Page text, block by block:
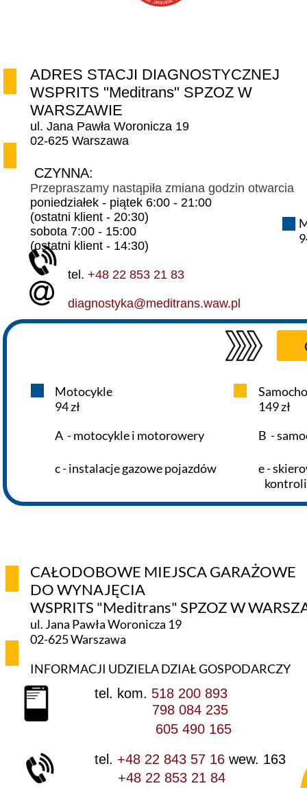
CAŁODOBOWE MIEJSCA GARAŻOWE
DO WYNAJĘCIA
WSPRITS "Meditrans" SPZOZ W
ul. Jana Pawła Woronicza 19
02-625 Warszawa
INFORMACJI UDZIELA DZIAŁ GOSPODARCZY
149 zł
B -
e -
Motocykle
94 zł
A - motocykle i motorowery
c - instalacje gazowe pojazdów
605 490 165
+48 22 853 21 84
ADRES STACJI DIAGNOSTYCZNEJ
WSPRITS "Meditrans" SPZOZ W
WARSZAWIE
ul. Jana Pawła Woronicza 19
02-625 Warszawa
CZYNNA:
Przepraszamy nastąpiła zmiana godzin otwarcia
poniedziałek - piątek 6:00 - 21:00
(ostatni klient - 20:30)
sobota 7:00 - 15:00
(ostatni klient - 14:30)
tel. +48 22 853 21 83
diagnostyka@meditrans.waw.pl
tel. kom. 518 200 893
798 084 235
tel. +48 22 843 57 16 wew. 163
BOM
BOM 2026
BOM 2025
Koronawirus